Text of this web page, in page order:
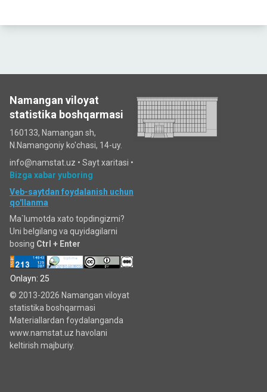
Namangan viloyat
statistika boshqarmasi
160133, Namangan sh,
N.Namangoniy ko'chasi, 14-uy.
info@namstat.uz • Sayt xaritasi •
Bizga xabar yuboring
Veb-saytdan foydalanish uchun
qo'llanma
Ma`lumotda xato topdingizmi?
Uni belgilang va quyidagilarni
bosing Ctrl + Enter
Onlayn: 25
© 2013-2026 Namangan viloyat
statistika boshqarmasi
Materiallardan foydalanganda
www.namstat.uz havolani
keltirish majburiy.